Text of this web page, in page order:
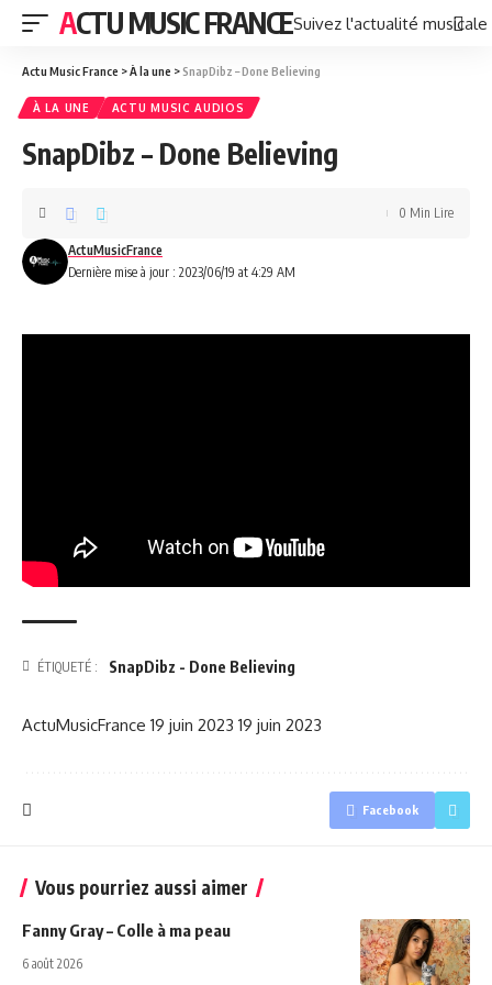
ACTU MUSIC FRANCESuivez l'actualité
Actu Music France >À la une >SnapDibz – Done Believing
À LA UNE ACTU MUSIC AUDIOS
SnapDibz – Done Believing
Dernière mise à jour : 2023/06/19 at 4:29 AM
ActuMusicFrance
0 Min Lire
ÉTIQUETÉ : SnapDibz - Done Believing
ActuMusicFrance 19 juin 2023 19 juin 2023
Facebook
Vous pourriez aussi aimer
Fanny Gray – Colle à ma peau
6 août 2026